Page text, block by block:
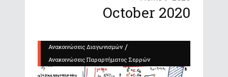
October 2020
Ανακοινώσεις Διαγωνισμών/
Ανακοινώσεις Παραρτήματος Σερρών